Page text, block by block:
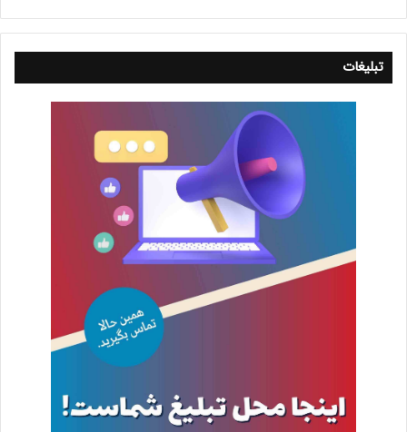
تبلیغات